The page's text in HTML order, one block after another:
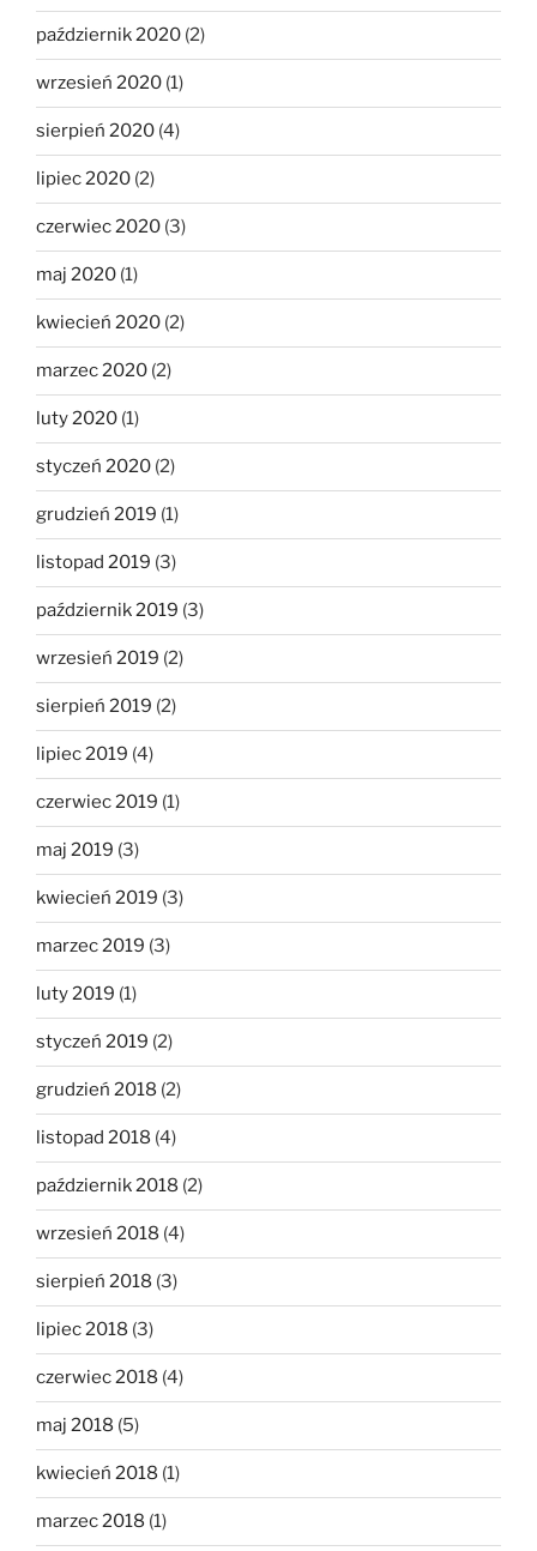
październik 2020 (2)
wrzesień 2020 (1)
sierpień 2020 (4)
lipiec 2020 (2)
czerwiec 2020 (3)
maj 2020 (1)
kwiecień 2020 (2)
marzec 2020 (2)
luty 2020 (1)
styczeń 2020 (2)
grudzień 2019 (1)
listopad 2019 (3)
październik 2019 (3)
wrzesień 2019 (2)
sierpień 2019 (2)
lipiec 2019 (4)
czerwiec 2019 (1)
maj 2019 (3)
kwiecień 2019 (3)
marzec 2019 (3)
luty 2019 (1)
styczeń 2019 (2)
grudzień 2018 (2)
listopad 2018 (4)
październik 2018 (2)
wrzesień 2018 (4)
sierpień 2018 (3)
lipiec 2018 (3)
czerwiec 2018 (4)
maj 2018 (5)
kwiecień 2018 (1)
marzec 2018 (1)